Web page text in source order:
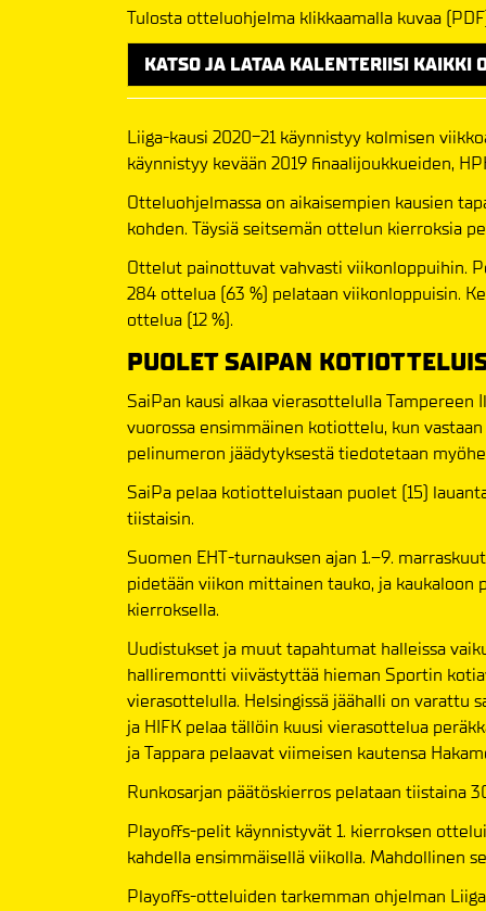
Tulosta otteluohjelma klikkaamalla kuvaa
KATSO JA LATAA KALENTERIISI KAIKKI
Liiga-kausi 2020-21 käynnistyy kolmisen
käynnistyy kevään 2019 finaalijoukkueiden,
Otteluohjelmassa on aikaisempien kausien
kohden. Täysiä seitsemän ottelun kierroksia
Ottelut painottuvat vahvasti viikonloppuihin.
284 ottelua (63 %) pelataan viikonloppuisin.
ottelua (12 %).
PUOLET SAIPAN
SaiPan kausi alkaa vierasottelulla Tampereen
vuorossa ensimmäinen kotiottelu, kun
pelinumeron jäädytyksestä tiedotetaan
SaiPa pelaa kotiotteluistaan puolet (15)
tiistaisin.
Suomen EHT-turnauksen ajan 1.–9.
pidetään viikon mittainen tauko, ja kaukaloon
kierroksella.
Uudistukset ja muut tapahtumat halleissa
halliremontti viivästyttää hieman Sportin
vierasottelulla. Helsingissä jäähalli on varattu
ja HIFK pelaa tällöin kuusi vierasottelua
ja Tappara pelaavat viimeisen kautensa
Runkosarjan päätöskierros pelataan tiistaina
Playoffs-pelit käynnistyvät 1. kierroksen
kahdella ensimmäisellä viikolla. Mahdollinen
Playoffs-otteluiden tarkemman ohjelman